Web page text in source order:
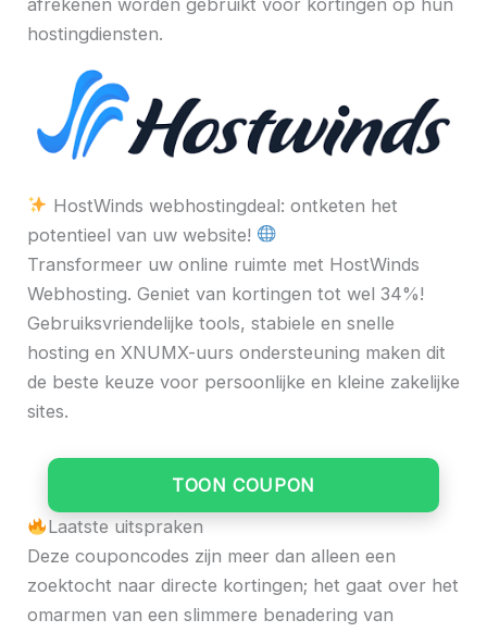
afrekenen worden gebruikt voor kortingen op hun
hostingdiensten.
HostWinds webhostingdeal: ontketen het
potentieel van uw website!
Transformeer uw online ruimte met HostWinds
Webhosting. Geniet van kortingen tot wel 34%!
Gebruiksvriendelijke tools, stabiele en snelle
hosting en XNUMX-uurs ondersteuning maken dit
de beste keuze voor persoonlijke en kleine zakelijke
sites.
TOON COUPON
Laatste uitspraken
Deze couponcodes zijn meer dan alleen een
zoektocht naar directe kortingen; het gaat over het
omarmen van een slimmere benadering van